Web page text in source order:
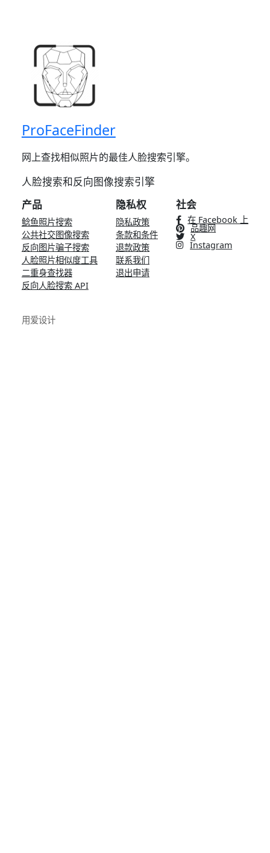
ProFaceFinder
网上查找相似照片的最佳人脸搜索引擎。
人脸搜索和反向图像搜索引擎
产品
鲶鱼照片搜索
公共社交图像搜索
反向图片骗子搜索
人脸照片相似度工具
二重身查找器
反向人脸搜索 API
隐私权
隐私政策
条款和条件
退款政策
联系我们
退出申请
社会
在 Facebook 上
品趣网
X
Instagram
用爱设计